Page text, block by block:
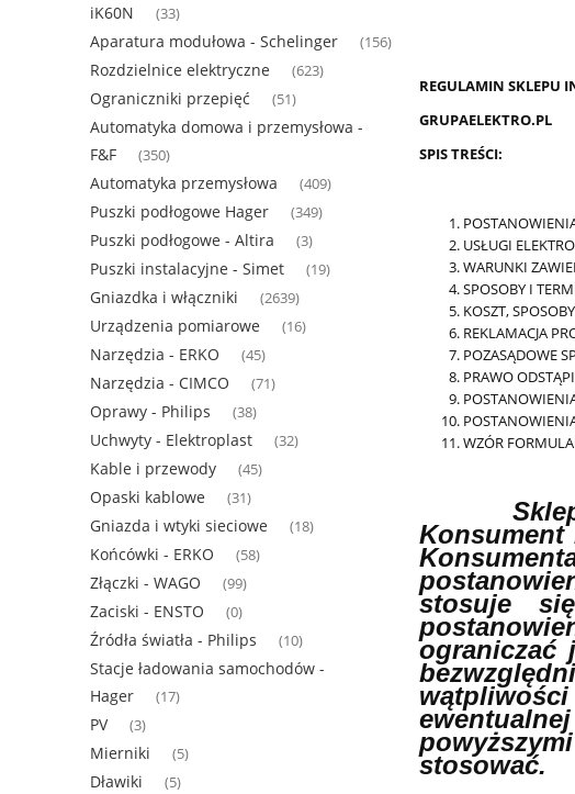
iK60N (33)
Aparatura modułowa - Schelinger (156)
Rozdzielnice elektryczne (623)
Ograniczniki przepięć (51)
Automatyka domowa i przemysłowa -
F&F
(350)
Automatyka przemysłowa (409)
Puszki podłogowe Hager (349)
Puszki podłogowe - Altira (3)
Puszki instalacyjne - Simet (19)
Gniazdka i włączniki (2639)
Urządzenia pomiarowe (16)
Narzędzia - ERKO (45)
Narzędzia - CIMCO (71)
Oprawy - Philips (38)
Uchwyty - Elektroplast (32)
Kable i przewody (45)
Opaski kablowe (31)
Gniazda i wtyki sieciowe (18)
Końcówki - ERKO (58)
Złączki - WAGO (99)
Zaciski - ENSTO (0)
Źródła światła - Philips (10)
Stacje ładowania samochodów -
Hager
(17)
PV (3)
Mierniki (5)
Dławiki (5)
REGULAMIN SKLEPU
GRUPAELEKTRO.PL
SPIS TREŚCI:
USŁUGI
WARUNKI
SPOSOBY I
KOSZT,
REKLAMACJA
POZASĄDOWE
PRAWO
WZÓR
Konsument
stosuje
ograniczać
stosować.